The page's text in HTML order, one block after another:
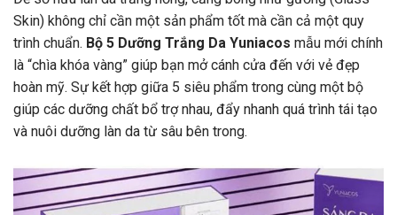
Skin) không chỉ cần một sản phẩm tốt mà cần cả một quy
trình chuẩn. Bộ 5 Dưỡng Trắng Da Yuniacos mẫu mới chính
là “chìa khóa vàng” giúp bạn mở cánh cửa đến với vẻ đẹp
hoàn mỹ. Sự kết hợp giữa 5 siêu phẩm trong cùng một bộ
giúp các dưỡng chất bổ trợ nhau, đẩy nhanh quá trình tái tạo
và nuôi dưỡng làn da từ sâu bên trong.